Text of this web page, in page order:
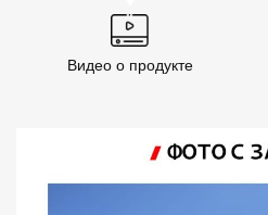
Видео о продукте